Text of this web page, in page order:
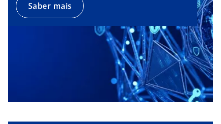
V
i
Saber mais